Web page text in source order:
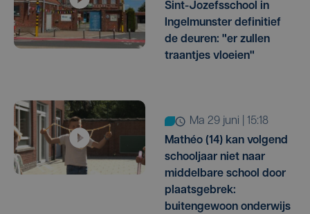
Sint-Jozefsschool in
Ingelmunster definitief
de deuren: "er zullen
traantjes vloeien"
ma 29 juni | 15:18
Mathéo (14) kan volgend
schooljaar niet naar
middelbare school door
plaatsgebrek:
buitengewoon onderwijs